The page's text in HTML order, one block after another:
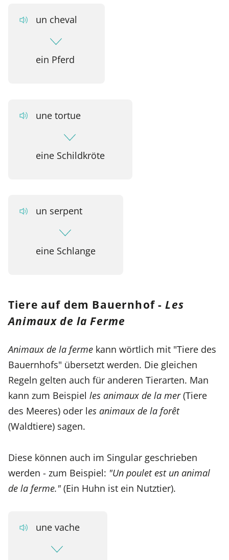
un cheval
ein Pferd
une tortue
eine Schildkröte
un serpent
eine Schlange
Tiere auf dem Bauernhof -Les
Animaux de la Ferme
Animaux de la ferme kann wörtlich mit "Tiere des
Bauernhofs" übersetzt werden. Die gleichen
Regeln gelten auch für anderen Tierarten. Man
kann zum Beispiel les animaux de la mer(Tiere
des Meeres) oder les animaux de la forêt
(Waldtiere) sagen.
Diese können auch im Singular geschrieben
werden - zum Beispiel: "Un poulet est un animal
de la ferme."(Ein Huhn ist ein Nutztier).
une vache